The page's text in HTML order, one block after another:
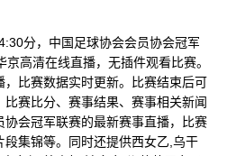
分，中国足球协会会员协会冠军
高清在线直播，无插件观看比赛。
比赛数据实时更新。比赛结束后可
赛比分、赛事结果、赛事相关新闻
会冠军联赛的最新赛事直播，比赛
集锦等。同时还提供西女乙,乌干